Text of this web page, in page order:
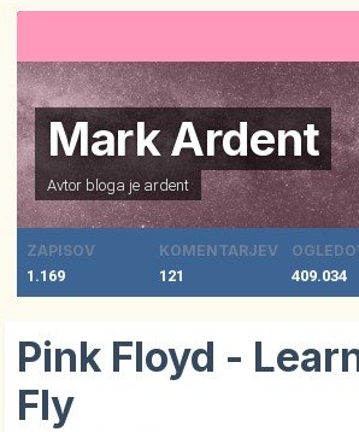
Mark Ardent
Avtor bloga je ardent
ZAPISOV
1.169
KOMENTARJEV
121
409.034
Pink Floyd -
Fly